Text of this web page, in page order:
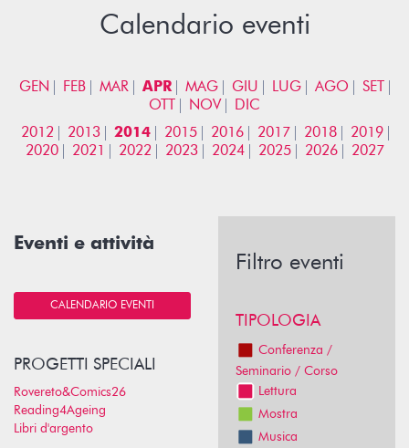
Calendario eventi
GEN FEB MAR APR MAG GIU LUG AGO
SET
OTT
NOV
DIC
2012
2013 2014 2015 2016 2017 2018
2019
2020
2021 2022 2023 2024 2025 2026 2027
Eventi e attività
CALENDARIO EVENTI
PROGETTI SPECIALI
Rovereto&Comics26
Reading4Ageing
Libri d'argento
Filtro eventi
TIPOLOGIA
Conferenza /
Seminario / Corso
Lettura
Mostra
Musica